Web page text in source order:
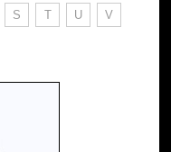
S T U V